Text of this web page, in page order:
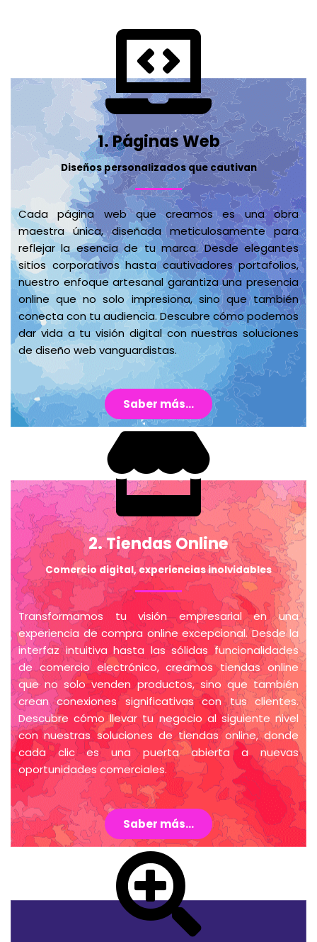
1. Páginas Web
Diseños personalizados que cautivan
Cada página web que creamos es una obra
maestra única, diseñada meticulosamente para
reflejar la esencia de tu marca. Desde elegantes
sitios corporativos hasta cautivadores portafolios,
nuestro enfoque artesanal garantiza una presencia
online que no solo impresiona, sino que también
conecta con tu audiencia. Descubre cómo podemos
dar vida a tu visión digital con nuestras soluciones
de diseño web vanguardistas.
Saber más...
2. Tiendas Online
Comercio digital, experiencias inolvidables
Transformamos tu visión empresarial en una
experiencia de compra online excepcional. Desde la
interfaz intuitiva hasta las sólidas funcionalidades
de comercio electrónico, creamos tiendas online
que no solo venden productos, sino que también
crean conexiones significativas con tus clientes.
Descubre cómo llevar tu negocio al siguiente nivel
con nuestras soluciones de tiendas online, donde
cada clic es una puerta abierta a nuevas
oportunidades comerciales.
Saber más...